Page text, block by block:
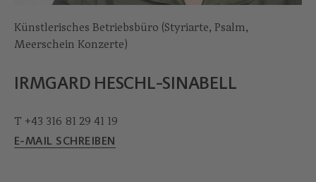
Künstlerisches Betriebsbüro (Styriarte, Psalm,
Meerschein Konzerte)
IRMGARD HESCHL-SINABELL
T +43 316 81 29 41 19
E-MAIL SCHREIBEN